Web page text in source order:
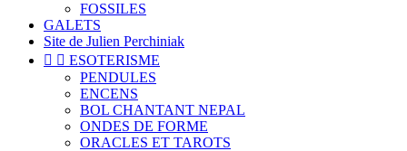
FOSSILES
GALETS
Site de Julien Perchiniak
  ESOTERISME
PENDULES
ENCENS
BOL CHANTANT NEPAL
ONDES DE FORME
ORACLES ET TAROTS